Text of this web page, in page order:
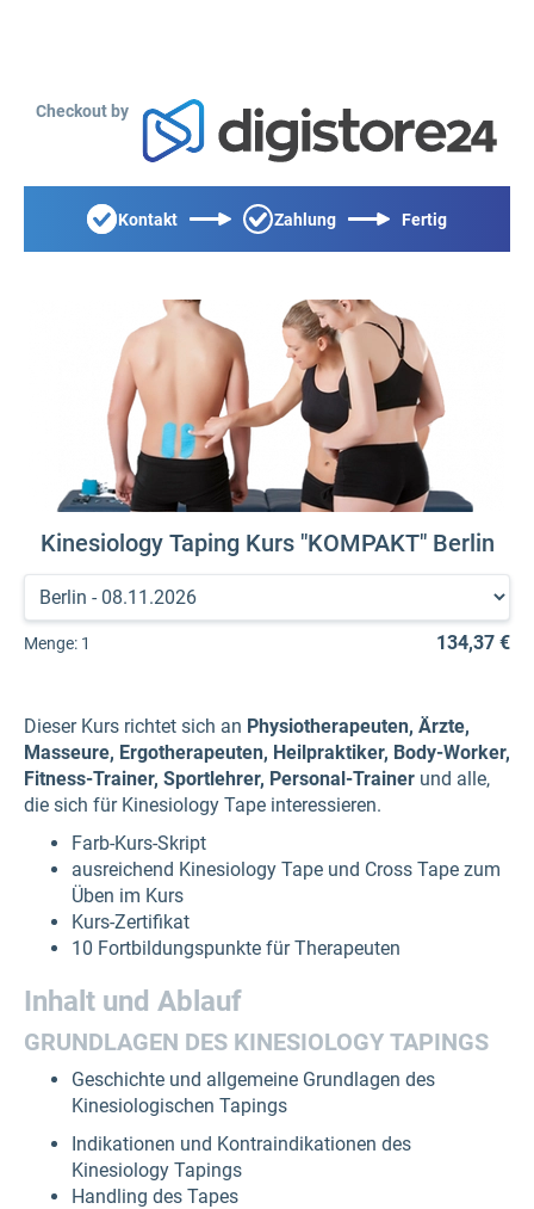
Checkout by
Kontakt Zahlung Fertig
Kinesiology Taping Kurs "KOMPAKT" Berlin
Menge: 1 134,37 €
Dieser Kurs richtet sich an Physiotherapeuten, Ärzte,
Masseure, Ergotherapeuten, Heilpraktiker, Body-Worker,
Fitness-Trainer, Sportlehrer, Personal-Trainer und alle,
die sich für Kinesiology Tape interessieren.
Farb-Kurs-Skript
ausreichend Kinesiology Tape und Cross Tape zum
Üben im Kurs
Kurs-Zertifikat
10 Fortbildungspunkte für Therapeuten
Inhalt und Ablauf
GRUNDLAGEN DES KINESIOLOGY TAPINGS
Geschichte und allgemeine Grundlagen des
Kinesiologischen Tapings
Indikationen und Kontraindikationen des
Kinesiology Tapings
Handling des Tapes